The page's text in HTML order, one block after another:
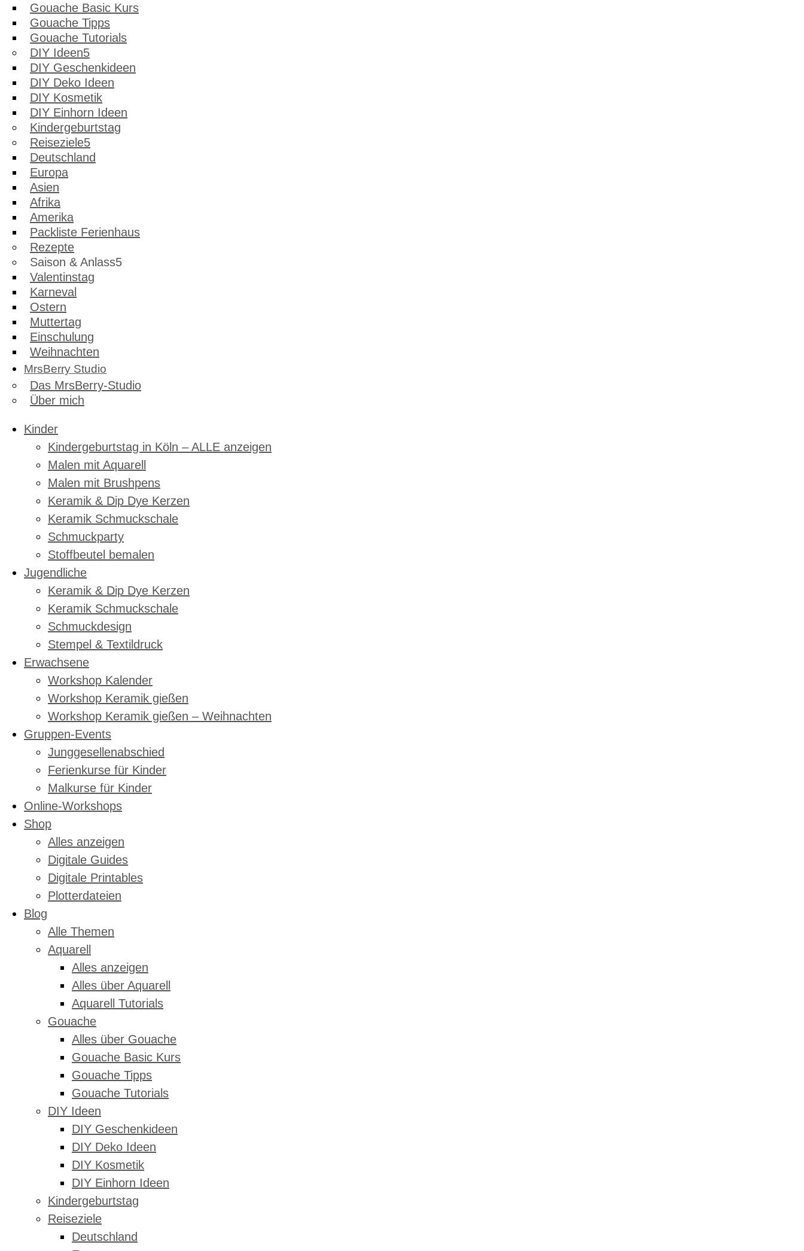
Gouache Basic Kurs
Gouache Tipps
Gouache Tutorials
DIY Ideen
DIY Geschenkideen
DIY Deko Ideen
DIY Kosmetik
DIY Einhorn Ideen
Kindergeburtstag
Reiseziele
Deutschland
Europa
Asien
Afrika
Amerika
Packliste Ferienhaus
Rezepte
Saison & Anlass
Valentinstag
Karneval
Ostern
Muttertag
Einschulung
Weihnachten
MrsBerry Studio
Das MrsBerry-Studio
Über mich
Kinder
Kindergeburtstag in Köln – ALLE anzeigen
Malen mit Aquarell
Malen mit Brushpens
Keramik & Dip Dye Kerzen
Keramik Schmuckschale
Schmuckparty
Stoffbeutel bemalen
Jugendliche
Keramik & Dip Dye Kerzen
Keramik Schmuckschale
Schmuckdesign
Stempel & Textildruck
Erwachsene
Workshop Kalender
Workshop Keramik gießen
Workshop Keramik gießen – Weihnachten
Gruppen-Events
Junggesellenabschied
Ferienkurse für Kinder
Malkurse für Kinder
Online-Workshops
Shop
Alles anzeigen
Digitale Guides
Digitale Printables
Plotterdateien
Blog
Alle Themen
Aquarell
Alles anzeigen
Alles über Aquarell
Aquarell Tutorials
Gouache
Alles über Gouache
Gouache Basic Kurs
Gouache Tipps
Gouache Tutorials
DIY Ideen
DIY Geschenkideen
DIY Deko Ideen
DIY Kosmetik
DIY Einhorn Ideen
Kindergeburtstag
Reiseziele
Deutschland